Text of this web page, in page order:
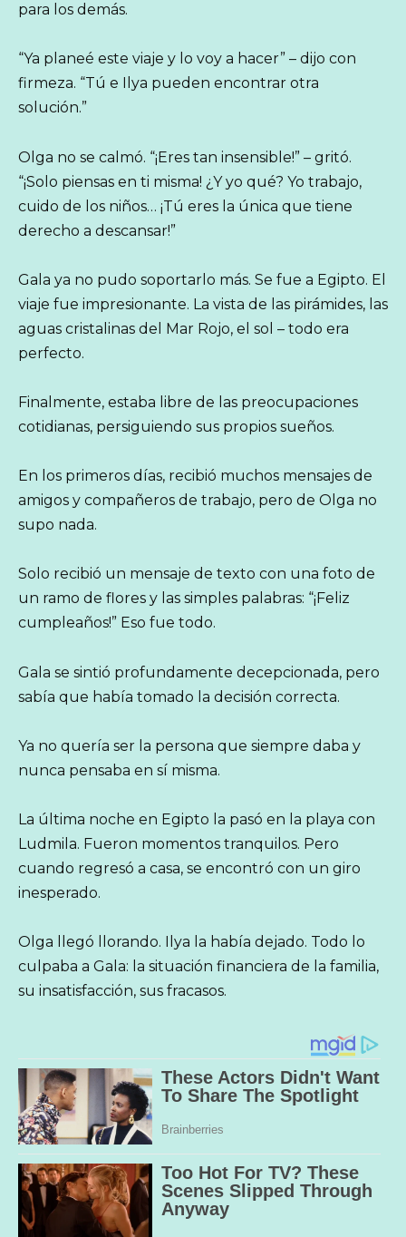
para los demás.
“Ya planeé este viaje y lo voy a hacer” – dijo con
firmeza. “Tú e Ilya pueden encontrar otra
solución.”
Olga no se calmó. “¡Eres tan insensible!” – gritó.
“¡Solo piensas en ti misma! ¿Y yo qué? Yo trabajo,
cuido de los niños… ¡Tú eres la única que tiene
derecho a descansar!”
Gala ya no pudo soportarlo más. Se fue a Egipto. El
viaje fue impresionante. La vista de las pirámides, las
aguas cristalinas del Mar Rojo, el sol – todo era
perfecto.
Finalmente, estaba libre de las preocupaciones
cotidianas, persiguiendo sus propios sueños.
En los primeros días, recibió muchos mensajes de
amigos y compañeros de trabajo, pero de Olga no
supo nada.
Solo recibió un mensaje de texto con una foto de
un ramo de flores y las simples palabras: “¡Feliz
cumpleaños!” Eso fue todo.
Gala se sintió profundamente decepcionada, pero
sabía que había tomado la decisión correcta.
Ya no quería ser la persona que siempre daba y
nunca pensaba en sí misma.
La última noche en Egipto la pasó en la playa con
Ludmila. Fueron momentos tranquilos. Pero
cuando regresó a casa, se encontró con un giro
inesperado.
Olga llegó llorando. Ilya la había dejado. Todo lo
culpaba a Gala: la situación financiera de la familia,
su insatisfacción, sus fracasos.